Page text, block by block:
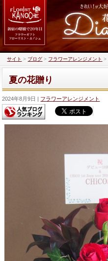
サイト > ブログ > フラワーアレンジメント >
夏の花贈り
2024年8月9日 フラワーアレンジメント